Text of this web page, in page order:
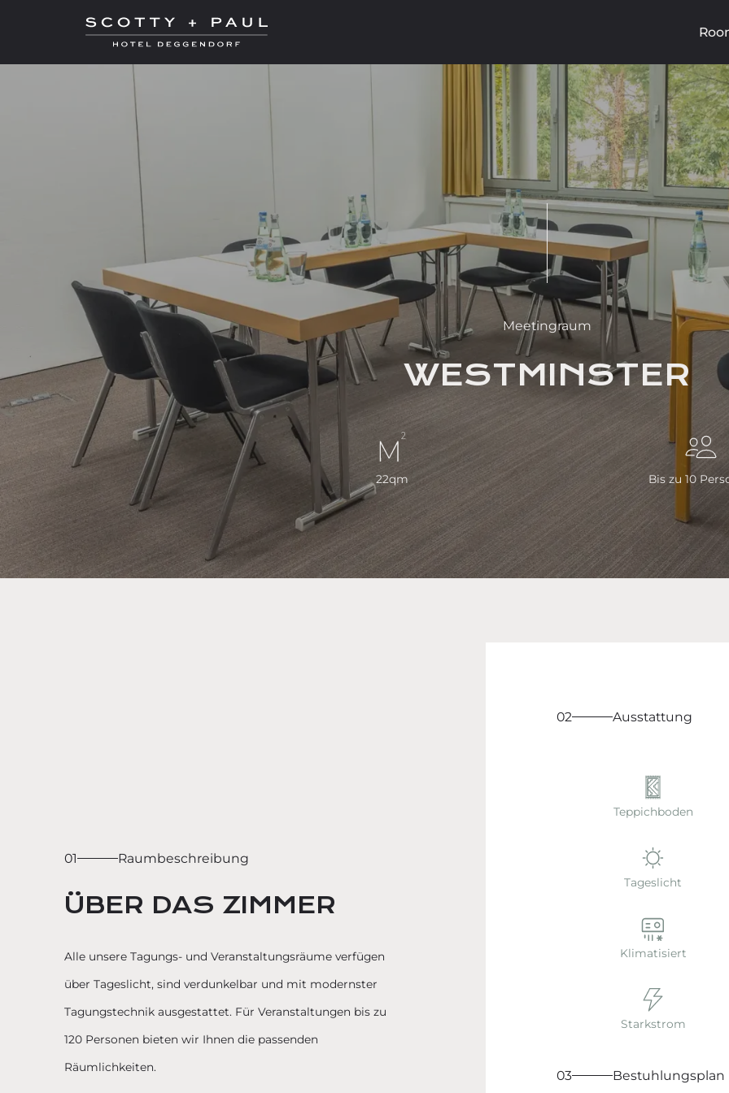
Meetingraum
WESTMINSTER
22qm Bis zu10
01 Raumbeschreibung
ÜBER DAS ZIMMER
Alle unsere Tagungs- und Veranstaltungsräume verfügen
über Tageslicht, sind verdunkelbar und mit modernster
Tagungstechnik ausgestattet. Für Veranstaltungen bis zu
120 Personen bieten wir Ihnen die passenden
Räumlichkeiten.
02 Ausstattung
Teppichboden
Tageslicht
Klimatisiert
Starkstrom
03 Bestuhlungsplan